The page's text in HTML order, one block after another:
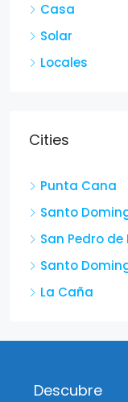
Casa
Solar
Locales
Cities
Punta Cana
Santo
San Pedro
Santo
La Caña
Descubre